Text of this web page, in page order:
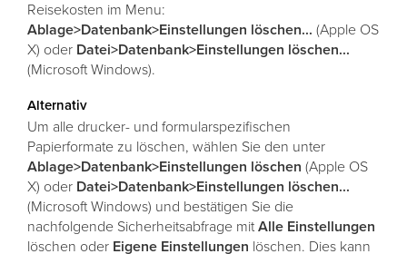
Reisekosten im Menu:
Ablage>Datenbank>Einstellungen löschen... (Apple OS
X) oder Datei>Datenbank>Einstellungen löschen...
(Microsoft Windows).
Alternativ
Um alle drucker- und formularspezifischen
Papierformate zu löschen, wählen Sie den unter
Ablage>Datenbank>Einstellungen löschen (Apple OS
X) oder Datei>Datenbank>Einstellungen löschen...
(Microsoft Windows) und bestätigen Sie die
nachfolgende Sicherheitsabfrage mit Alle Einstellungen
löschen oder Eigene Einstellungen löschen. Dies kann